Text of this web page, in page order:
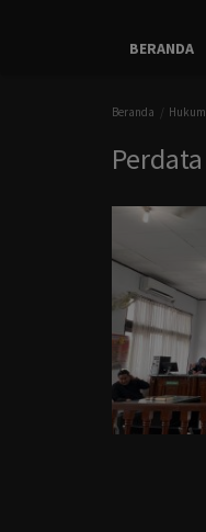
BERANDA
Beranda Hukum
Perdata